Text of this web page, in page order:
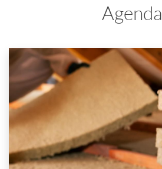
Agenda